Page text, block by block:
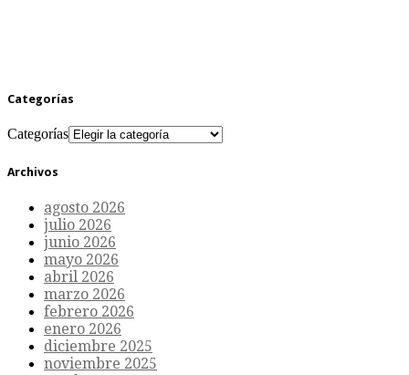
Categorías
Categorías
Archivos
agosto 2026
julio 2026
junio 2026
mayo 2026
abril 2026
marzo 2026
febrero 2026
enero 2026
diciembre 2025
noviembre 2025